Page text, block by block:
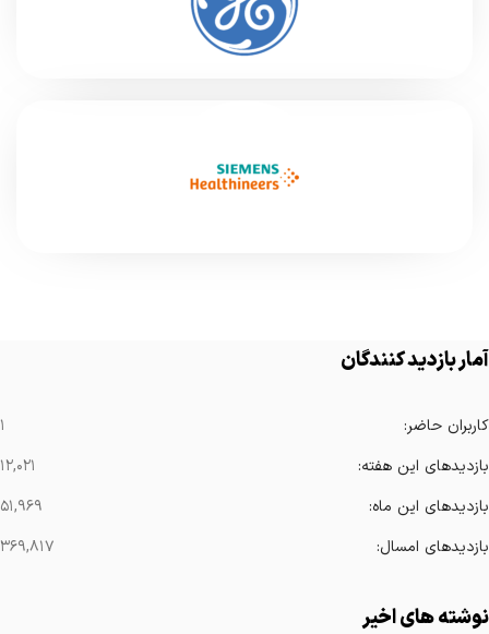
آمار بازدید کنندگان
کاربران حاضر:
۱
بازدیدهای این هفته:
۱۲,۰۲۱
بازدیدهای این ماه:
۵۱,۹۶۹
بازدیدهای امسال:
۳۶۹,۸۱۷
نوشته های اخیر